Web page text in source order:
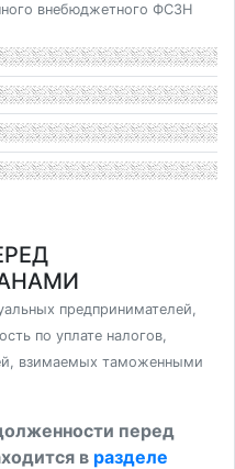
внебюджетного ФСЗН
предпринимателей,
по уплате налогов,
взимаемых таможенными
перед
в разделе